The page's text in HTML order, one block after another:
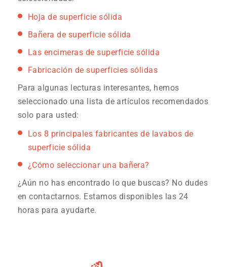
Hoja de superficie sólida
Bañera de superficie sólida
Las encimeras de superficie sólida
Fabricación de superficies sólidas
Para algunas lecturas interesantes, hemos
seleccionado una lista de artículos recomendados
solo para usted:
Los 8 principales fabricantes de lavabos de
superficie sólida
¿Cómo seleccionar una bañera?
¿Aún no has encontrado lo que buscas? No dudes
en contactarnos. Estamos disponibles las 24
horas para ayudarte.